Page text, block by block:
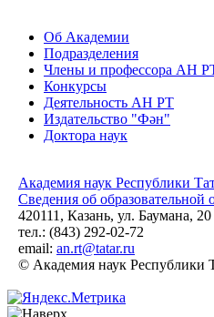
Об Академии
Подразделения
Члены и профессора АН
Конкурсы
Деятельность АН РТ
Издательство "Фән"
Доктора наук
Академия наук Республики
Сведения об образовательной
420111, Казань, ул. Баумана, 20
тел.: (843) 292-02-72
email: an.rt@tatar.ru
© Академия наук Республики